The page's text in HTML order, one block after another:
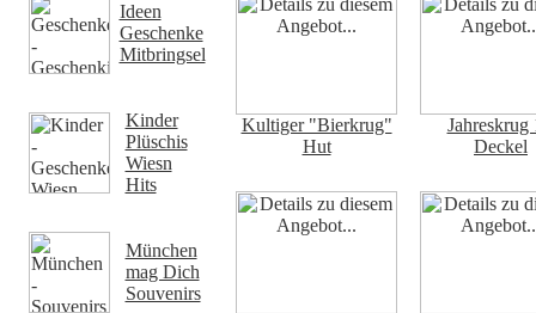
Ideen
Geschenke
Mitbringsel
Kinder
Plüschis
Wiesn
Hits
München
mag Dich
Souvenirs
Kultiger "Bierkrug"
Hut
Jahreskrug
Deckel